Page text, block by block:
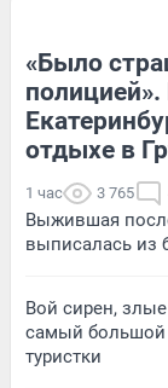
«Было
отдыхе в
1 час 3 765
Выжившая
выписалась из
Вой сирен, злые
самый большой
туристки